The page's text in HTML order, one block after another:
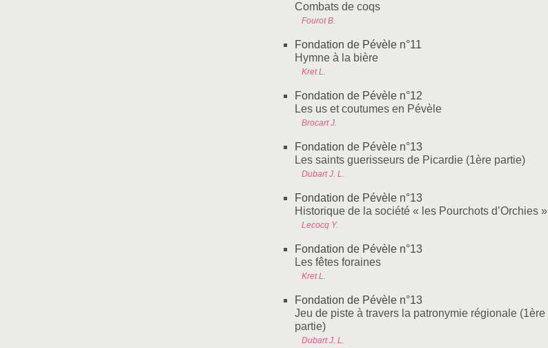
Combats de coqs
Fourot B.
Fondation de Pévèle n°11
Hymne à la bière
Kret L.
Fondation de Pévèle n°12
Les us et coutumes en Pévèle
Brocart J.
Fondation de Pévèle n°13
Les saints guerisseurs de Picardie (1ère partie)
Dubart J. L.
Fondation de Pévèle n°13
Historique de la société « les Pourchots d’Orchies »
Lecocq Y.
Fondation de Pévèle n°13
Les fêtes foraines
Kret L.
Fondation de Pévèle n°13
Jeu de piste à travers la patronymie régionale (1ère
partie)
Dubart J. L.